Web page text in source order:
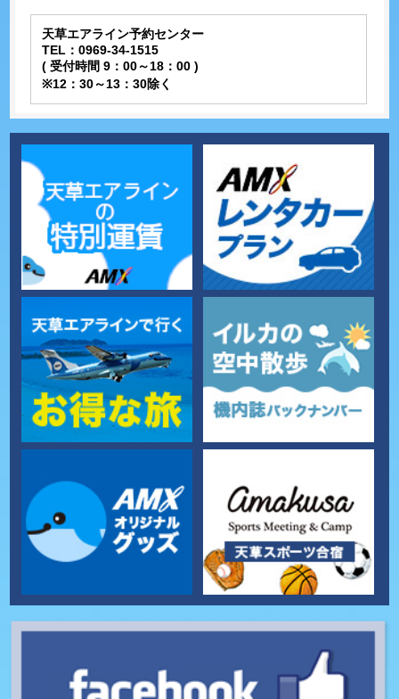
天草エアライン予約センター
TEL：0969-34-1515
( 受付時間 9：00～18：00 )
※12：30～13：30除く